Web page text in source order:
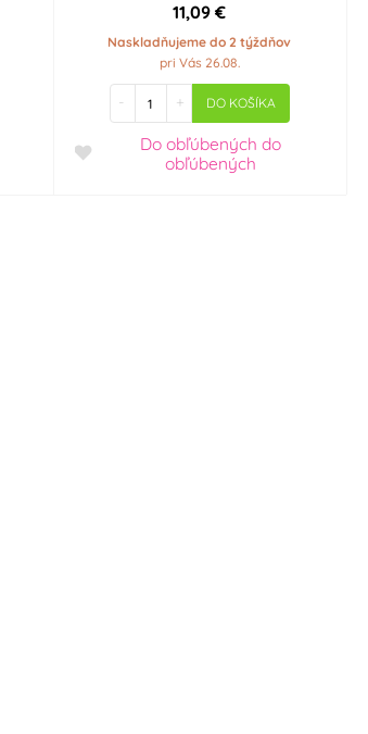
11,09 €
Naskladňujeme do 2 týždňov
pri Vás 26.08.
- + DO KOŠÍKA
Do obľúbenýchdo
obľúbených